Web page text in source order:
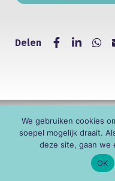
Delen
We gebruiken cookies
soepel mogelijk draait.
deze site, gaan we
OK